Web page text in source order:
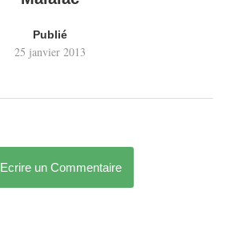
Publié
25 janvier 2013
Ecrire un Commentaire